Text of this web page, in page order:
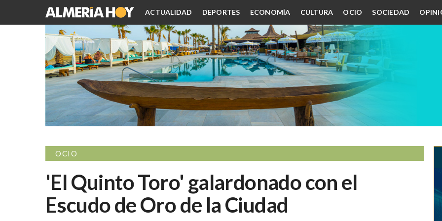
ACTUALIDAD DEPORTES ECONOMÍA CULTURA OCIO SOCIEDAD
OCIO
'El Quinto Toro' galardonado con el
Escudo de Oro de la Ciudad